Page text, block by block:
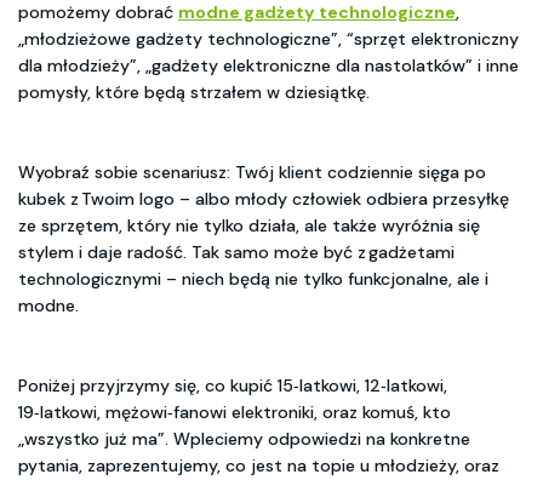
pomożemy dobrać modne gadżety technologiczne,
„młodzieżowe gadżety technologiczne”, “sprzęt elektroniczny
dla młodzieży”, „gadżety elektroniczne dla nastolatków” i inne
pomysły, które będą strzałem w dziesiątkę.
Wyobraź sobie scenariusz: Twój klient codziennie sięga po
kubek z Twoim logo – albo młody człowiek odbiera przesyłkę
ze sprzętem, który nie tylko działa, ale także wyróżnia się
stylem i daje radość. Tak samo może być z gadżetami
technologicznymi – niech będą nie tylko funkcjonalne, ale i
modne.
Poniżej przyjrzymy się, co kupić 15‑latkowi, 12‑latkowi,
19‑latkowi, mężowi‑fanowi elektroniki, oraz komuś, kto
„wszystko już ma”. Wpleciemy odpowiedzi na konkretne
pytania, zaprezentujemy, co jest na topie u młodzieży, oraz